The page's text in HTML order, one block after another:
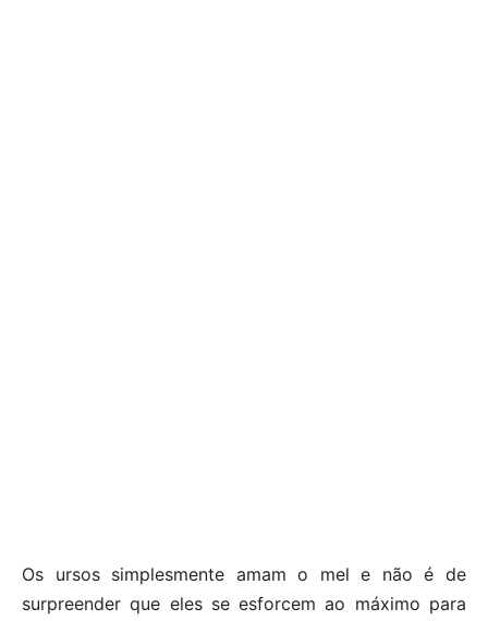
Os ursos simplesmente amam o mel e não é de
surpreender que eles se esforcem ao máximo para